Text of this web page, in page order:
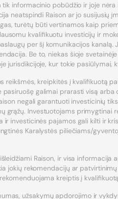
informacinio pobūdžio ir joje
neatspindi Raison ar jo susijusių
turėtų būti vertinamos kaip
kvalifikuotu investicijų ir
per šį komunikacijos
Be to, niekas šioje
jurisdikcijoje, kur tokie pasiūlymai,
kreipkitės į kvalifikuotą
galimai prarasti visą
negali garantuoti investicinių
grąžų. Investuotojams
ir investicinės pajamos gali kilti ir
Karalystės piliečiams/
Raison, ir visa
jokių rekomendacijų ar
kreiptis į
užsakymų apdorojimo ir